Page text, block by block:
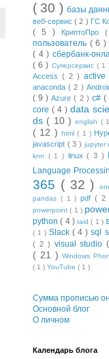
( 30 ) базы
веб-сервис( 2 ) ГС
( 5 )
КриптоПро
пользователь ( 6 )
( 4 )сбербанк-
( 6 ) Суперсервис ( 1
Access( 2 )
anaconda( 2 )
( 9 )Azure( 2 ) c# (
core( 4 )data
ds ( 10 )english (
( 12 )
html( 1 )
javascript ( 3 ) jupyter
knn ( 1 ) linux( 3 )
Language
365 ( 32 )
pandas ( 1 ) pdf ( 2
powerpoint( 1 )
python( 4 ) raid( 1 )
( 1 )Slack( 4 )sql
( 2 ) visual studio
( 21 )Windows
( 1 ) YouTube ( 1 )
Сумма прописью
Основной блог
О личном
Календарь блога